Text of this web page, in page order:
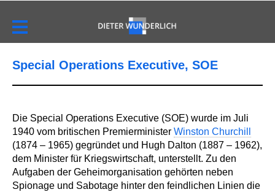
Special Operations Executive, SOE
Die Special Operations Executive (SOE) wurde im Juli
1940 vom britischen Premierminister Winston Churchill
(1874 – 1965) gegründet und Hugh Dalton (1887 – 1962),
dem Minister für Kriegswirtschaft, unterstellt. Zu den
Aufgaben der Geheimorganisation gehörten neben
Spionage und Sabotage hinter den feindlichen Linien die